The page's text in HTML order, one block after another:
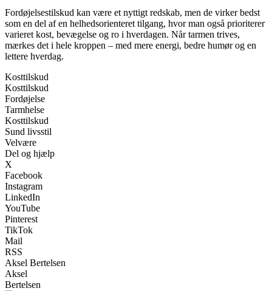
Fordøjelsestilskud kan være et nyttigt redskab, men de virker bedst
som en del af en helhedsorienteret tilgang, hvor man også prioriterer
varieret kost, bevægelse og ro i hverdagen. Når tarmen trives,
mærkes det i hele kroppen – med mere energi, bedre humør og en
lettere hverdag.
Kosttilskud
Kosttilskud
Fordøjelse
Tarmhelse
Kosttilskud
Sund livsstil
Velvære
Del og hjælp
X
Facebook
Instagram
LinkedIn
YouTube
Pinterest
TikTok
Mail
RSS
Aksel Bertelsen
Aksel
Bertelsen